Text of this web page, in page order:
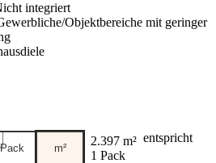
integriert
Objektbereiche mit geringer
Pack m² 2.397 m² entspricht
1 Pack